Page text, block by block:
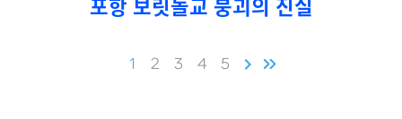
포항 보릿돌교 붕괴의 진실
1 2 3 4 5